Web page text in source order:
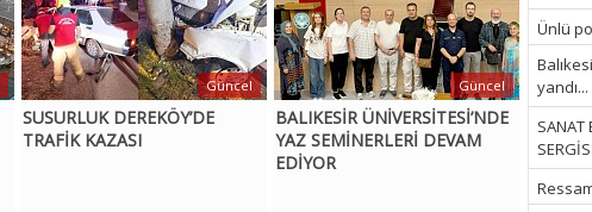
Ünlü
yandı...
SANAT
SUSURLUK DEREKÖY’DE
TRAFİK KAZASI
Güncel
BALIKESİR ÜNİVERSİTESİ’NDE
YAZ SEMİNERLERİ DEVAM
EDİYOR
Güncel